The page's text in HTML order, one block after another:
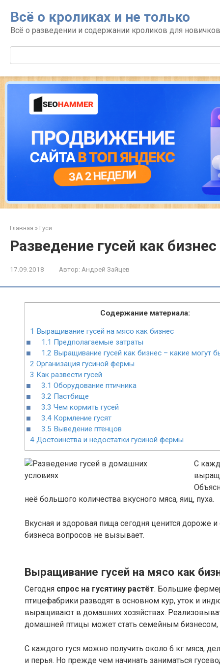
контенту
Всё о кроликах и не только
Всё о разведении и содержании кроликов для
Главная » Гуси
Разведение гусей как
17.09.2018 Автор: Андрей Зайцев
Содержание материала:
1 Выращивание гусей на мясо как бизнес
1.1 Предполагаемые затраты
1.2 Выращивание гусей как бизнес – какие могут
2 Организация гусиной фермы
3 Как развести гусей
3.1 Оборудование птичника
3.2 Пастбище
3.3 Чем кормить гусей
3.4Кормление гусят
3.5 Выведение птенцов
4 Достоинства и недостатки гусиной фермы
С
неё большого количества вкусного мяса, яиц, пуха.
Вкусная и здоровая пища сегодня ценится дороже
бизнеса вопросов не вызывает.
Выращивание гусей на мясо как
Сегодня спрос на гусятину растёт. Большие
птицефабрики разводят в основном кур, уток и
выращивают в домашних хозяйствах.
домашней птицы может стать семейным бизнесом,
С каждого гуся можно получить около 6 кг мяса,
и перья. Но прежде чем начинать заниматься